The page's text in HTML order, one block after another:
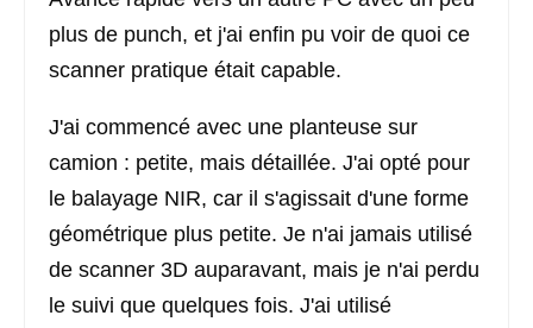
plus de punch, et j'ai enfin pu voir de quoi ce
scanner pratique était capable.
J'ai commencé avec une planteuse sur
camion : petite, mais détaillée. J'ai opté pour
le balayage NIR, car il s'agissait d'une forme
géométrique plus petite. Je n'ai jamais utilisé
de scanner 3D auparavant, mais je n'ai perdu
le suivi que quelques fois. J'ai utilisé